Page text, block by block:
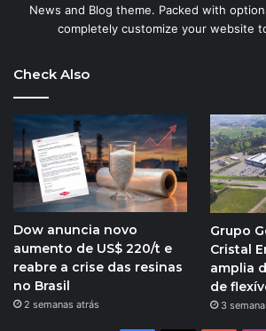
News and Blog theme. Packed with
completely customize your website
Check Also
Dow anuncia novo
aumento de US$ 220/t e
reabre a crise das resinas
no Brasil
2 semanas atrás
Grupo
Cristal
amplia
de
3